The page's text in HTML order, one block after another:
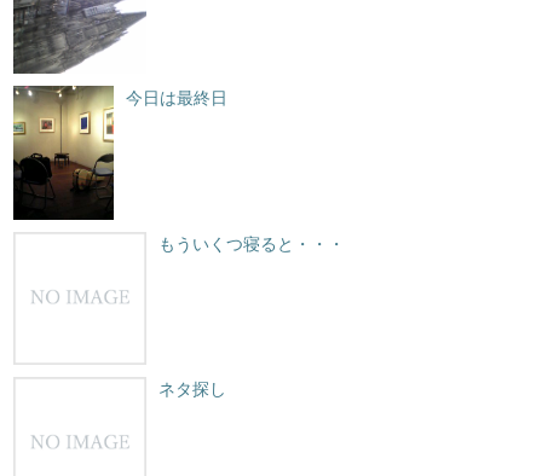
今日は最終日
もういくつ寝ると・・・
ネタ探し